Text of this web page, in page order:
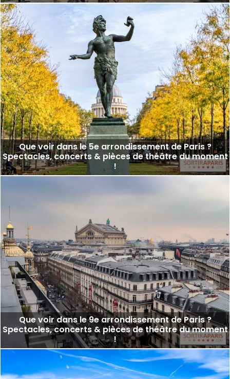
Que voir dans le 5e arrondissement de Paris ?
Spectacles, concerts & pièces de théâtre du moment
!
Que voir dans le 9e arrondissement de Paris ?
Spectacles, concerts & pièces de théâtre du moment
!